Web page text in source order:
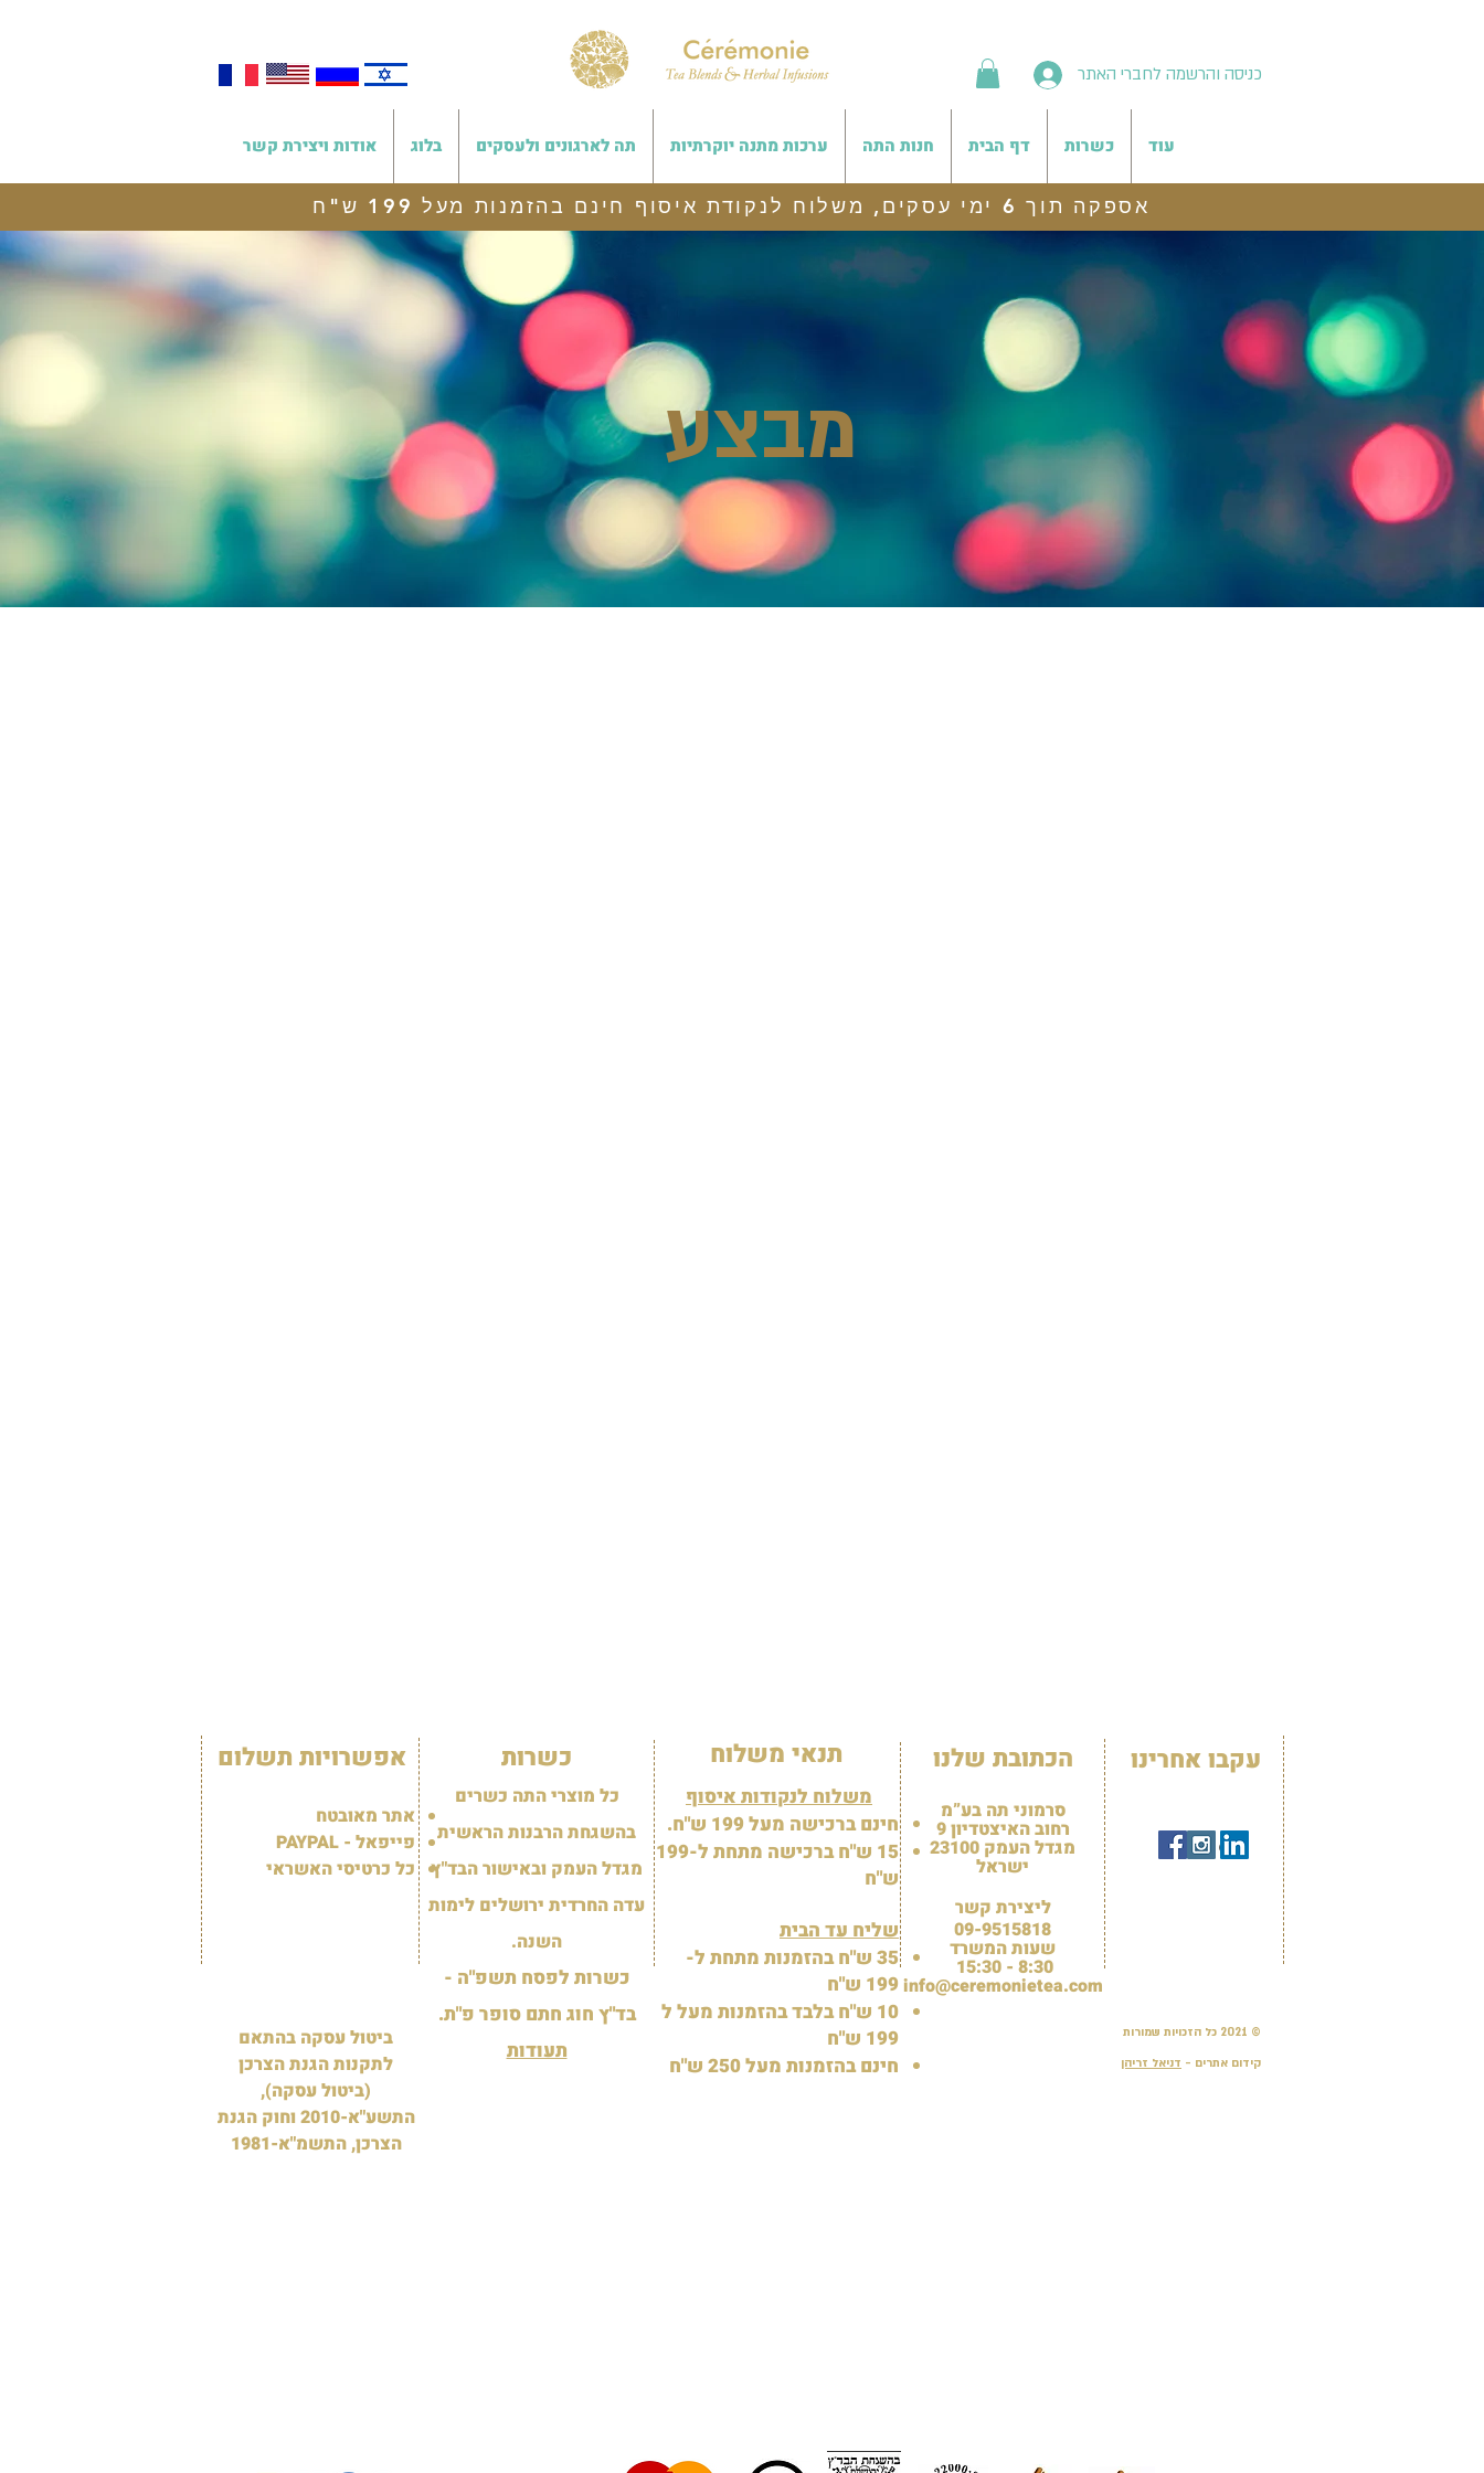
כניסה והרשמה לחברי האתר
אודות ויצירת קשר בלוג תה לארגונים ולעסקים ערכות מתנה יוקרתיות חנות התה דף הבית כשרות עוד
אספקה תוך 6 ימי עסקים, משלוח לנקודת איסוף חינם בהזמנות מעל 199 ש"ח
מבצע
אפשרויות תשלום
אתר מאובטח
פייפאל - PAYPAL
כל כרטיסי האשראי
ביטול עסקה בהתאם
לתקנות הגנת הצרכן
(ביטול עסקה),
התשע"א-2010 וחוק הגנת
הצרכן, התשמ"א-1981
כשרות
כל מוצרי התה כשרים
בהשגחת הרבנות הראשית
מגדל העמק ובאישור הבד"ץ
עדה החרדית ירושלים לימות
השנה.
כשרות לפסח תשפ"ה -
בד"ץ חוג חתם סופר פ"ת.
תעודות
תנאי משלוח
משלוח לנקודות איסוף
חינם ברכישה מעל 199 ש"ח.
15 ש"ח ברכישה מתחת ל-199
ש"ח
שליח עד הבית
35 ש"ח בהזמנות מתחת ל-
199 ש"ח
10 ש"ח בלבד בהזמנות מעל ל
199 ש"ח
חינם בהזמנות מעל 250 ש"ח
הכתובת שלנו
סרמוני תה בע”מ
רחוב האיצטדיון 9
מגדל העמק 23100
ישראל
ליצירת קשר
09-9515818
שעות המשרד
8:30 - 15:30
info@ceremonietea.com
עקבו אחרינו
© 2021 כל הזכויות שמורות
קידום אתרים - דניאל זריהן